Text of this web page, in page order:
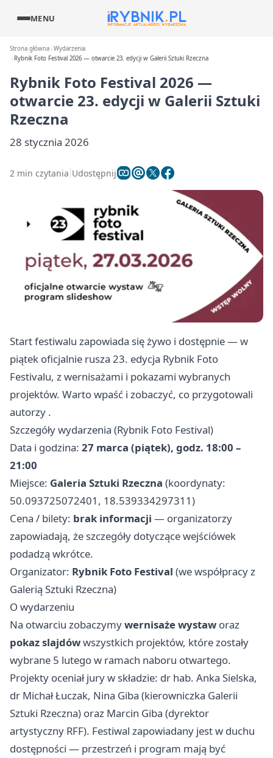
MENU
Strona główna Wydarzenia
Rybnik Foto Festival 2026 — otwarcie 23. edycji w Galerii Sztuki Rzeczna
Rybnik Foto Festival 2026 —
otwarcie 23. edycji w Galerii Sztuki
Rzeczna
28 stycznia 2026
2 min czytania Udostępnij
Start festiwalu zapowiada się żywo i dostępnie — w
piątek oficjalnie rusza 23. edycja Rybnik Foto
Festivalu, z wernisażami i pokazami wybranych
projektów. Warto wpaść i zobaczyć, co przygotowali
autorzy .
Szczegóły wydarzenia (Rybnik Foto Festival)
Data i godzina: 27 marca (piątek), godz. 18:00 –
21:00
Miejsce: Galeria Sztuki Rzeczna (koordynaty:
50.093725072401, 18.539334297311)
Cena / bilety: brak informacji — organizatorzy
zapowiadają, że szczegóły dotyczące wejściówek
podadzą wkrótce.
Organizator: Rybnik Foto Festival (we współpracy z
Galerią Sztuki Rzeczna)
O wydarzeniu
Na otwarciu zobaczymywernisaże wystaw oraz
pokaz slajdówwszystkich projektów, które zostały
wybrane 5 lutego w ramach naboru otwartego.
Projekty oceniał jury w składzie: dr hab. Anka Sielska,
dr Michał Łuczak, Nina Giba (kierowniczka Galerii
Sztuki Rzeczna) oraz Marcin Giba (dyrektor
artystyczny RFF). Festiwal zapowiadany jest w duchu
dostępności — przestrzeń i program mają być